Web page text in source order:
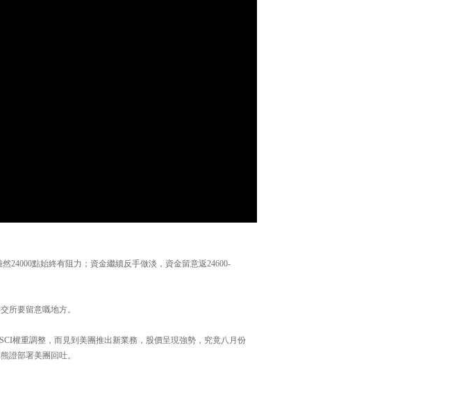
24000點始終有阻力；資金繼續反手做淡，資金留意返24600-
所要留意嘅地方。
權重調整，而見到美團推出新業務，股價呈現強勢，究竟八月份
證部署美團回吐。